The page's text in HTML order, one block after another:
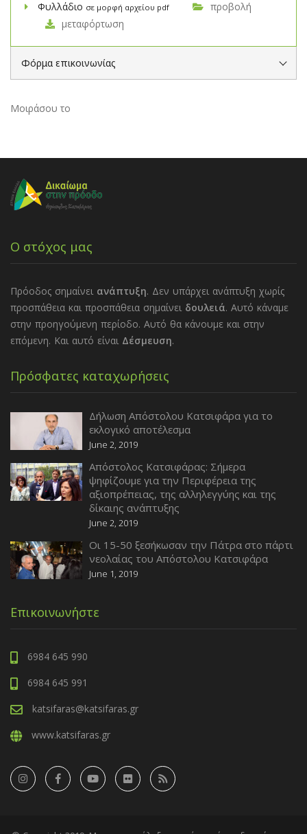
Φυλλάδιο σε μορφή αρχείου pdf
προβολή
μεταφόρτωση
Φόρμα επικοινωνίας
Μοιράσου το
Ο στόχος μας
Πρόοδος σημαίνει ανάπτυξη. Δεν υπάρχει ανάπτυξη χωρίς
προσπάθεια και προσπάθεια σημαίνει δουλειά. Αυτό κάναμε
στην προηγούμενη περίοδο. Αυτό θα κάνουμε και στην
επόμενη. Και αυτό είναι Δέσμευση.
Πρόσφατες καταχωρήσεις
Δήλωση Απόστολου Κατσιφάρα για το
εκλογικό αποτέλεσμα
June 2, 2019
Απόστολος Κατσιφάρας: Σήμερα
ψηφίζουμε για την Περιφέρεια της
αξιοπρέπειας, της αλληλεγγύης και της
δίκαιης ανάπτυξης
June 2, 2019
Οι 15-50 ξεσήκωσαν την Πάτρα στο πάρτι
νεολαίας του Απόστολου Κατσιφάρα
June 1, 2019
Επικοινωνήστε
6984 645 990
6984 645 991
katsifaras@katsifaras.gr
www.katsifaras.gr